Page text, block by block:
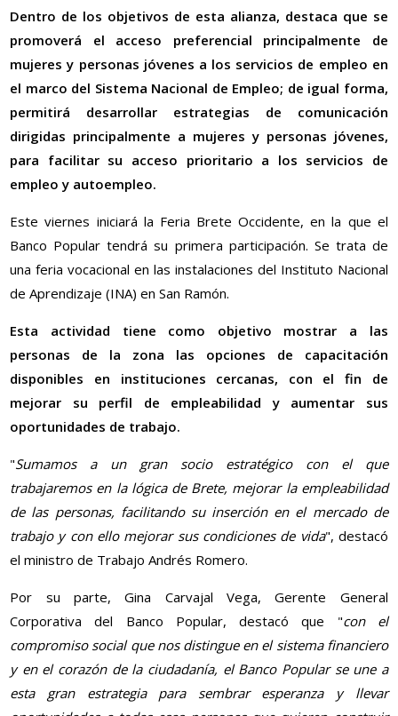
Dentro de los objetivos de esta alianza, destaca que se
promoverá el acceso preferencial principalmente de
mujeres y personas jóvenes a los servicios de empleo en
el marco del Sistema Nacional de Empleo; de igual forma,
permitirá desarrollar estrategias de comunicación
dirigidas principalmente a mujeres y personas jóvenes,
para facilitar su acceso prioritario a los servicios de
empleo y autoempleo.
Este viernes iniciará la Feria Brete Occidente, en la que el
Banco Popular tendrá su primera participación. Se trata de
una feria vocacional en las instalaciones del Instituto Nacional
de Aprendizaje (INA) en San Ramón.
Esta actividad tiene como objetivo mostrar a las
personas de la zona las opciones de capacitación
disponibles en instituciones cercanas, con el fin de
mejorar su perfil de empleabilidad y aumentar sus
oportunidades de trabajo.
"Sumamos a un gran socio estratégico con el que
trabajaremos en la lógica de Brete, mejorar la empleabilidad
de las personas, facilitando su inserción en el mercado de
trabajo y con ello mejorar sus condiciones de vida", destacó
el ministro de Trabajo Andrés Romero.
Por su parte, Gina Carvajal Vega, Gerente General
Corporativa del Banco Popular, destacó que "con el
compromiso social que nos distingue en el sistema financiero
y en el corazón de la ciudadanía, el Banco Popular se une a
esta gran estrategia para sembrar esperanza y llevar